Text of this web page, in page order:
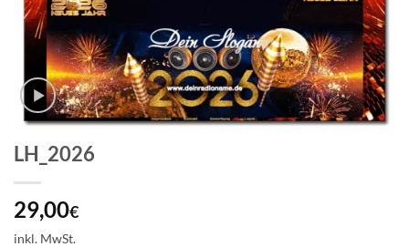
LH_2026
29,00€
inkl. MwSt.